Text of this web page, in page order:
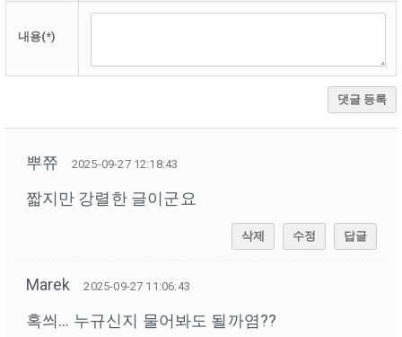
내용(*)
댓글 등록
뿌쮸 2025-09-27 12:18:43
짧지만 강렬한 글이군요
삭제 수정 답글
Marek 2025-09-27 11:06:43
혹씌... 누규신지 물어봐도 될까염??